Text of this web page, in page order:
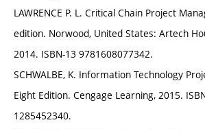
LAWRENCE P. L. Critical Chain Project
edition. Norwood, United States: Artech
2014. ISBN-13 9781608077342.
SCHWALBE, K. Information Technology
Eight Edition. Cengage Learning, 2015.
1285452340.